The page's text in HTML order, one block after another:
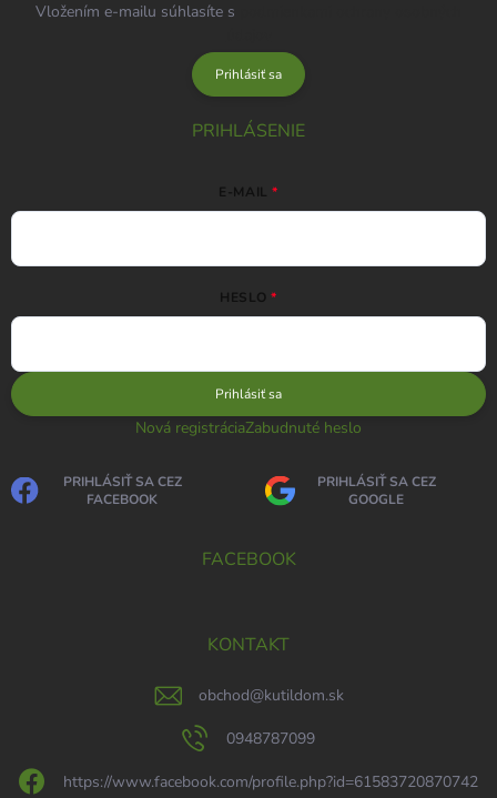
Vložením e-mailu súhlasíte s
Prihlásiť sa
PRIHLÁSENIE
E-MAIL
HESLO
Prihlásiť sa
Nová registráciaZabudnuté heslo
PRIHLÁSIŤ SA CEZ
FACEBOOK
PRIHLÁSIŤ SA CEZ
GOOGLE
FACEBOOK
KONTAKT
obchod@kutildom.sk
0948787099
https://www.facebook.com/profile.php?id=61583720870742